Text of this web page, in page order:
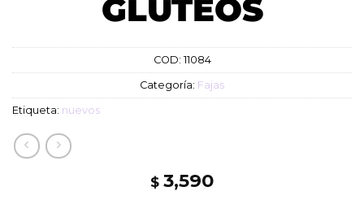
GLÚTEOS
COD: 11084
Categoría: Fajas
Etiqueta: nuevos
$ 3,590